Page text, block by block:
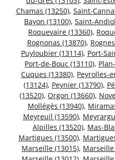
Chamas (13250), Saint-
Bayon (13100), Saint-
Roquevaire (13360),
Rognonas (13870),
Puyloubier (13114), Port-
Port-de-Bouc (13110),
Cuques (13380), Peyrolles-
(13124), Peynier (13790),
(13520), Orgon (13660),
Mollégès (13940),
Meyreuil (13590),
Alpilles (13520), Mas-
Martigues (13500),
Marseille (13015), Marseille